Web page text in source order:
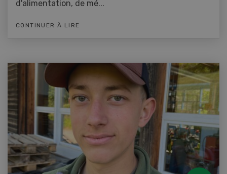
d'alimentation, de mé...
CONTINUER À LIRE